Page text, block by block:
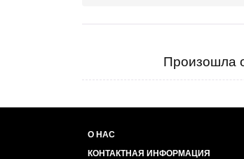
Произошла
О НАС
КОНТАКТНАЯ ИНФОРМАЦИЯ